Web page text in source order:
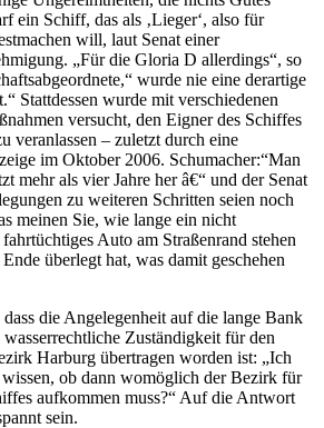
ein Schiff, das als ‚Lieger‘, also für
will, laut Senat einer
„Für die Gloria D allerdings“, so
wurde nie eine derartige
Stattdessen wurde mit verschiedenen
versucht, den Eigner des Schiffes
veranlassen – zuletzt durch eine
im Oktober 2006. Schumacher:“Man
mehr als vier Jahre her â€“ und der Senat
zu weiteren Schritten seien noch
meinen Sie, wie lange ein nicht
Auto am Straßenrand stehen
überlegt hat, was damit geschehen
die Angelegenheit auf die lange Bank
Zuständigkeit für den
Harburg übertragen worden ist: „Ich
ob dann womöglich der Bezirk für
aufkommen muss?“ Auf die Antwort
sein.